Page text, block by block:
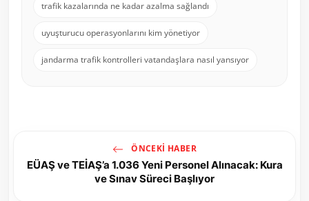
trafik kazalarında ne kadar azalma sağlandı
uyuşturucu operasyonlarını kim yönetiyor
jandarma trafik kontrolleri vatandaşlara nasıl yansıyor
ÖNCEKI HABER
EÜAŞ ve TEİAŞ’a 1.036 Yeni Personel Alınacak: Kura
ve Sınav Süreci Başlıyor